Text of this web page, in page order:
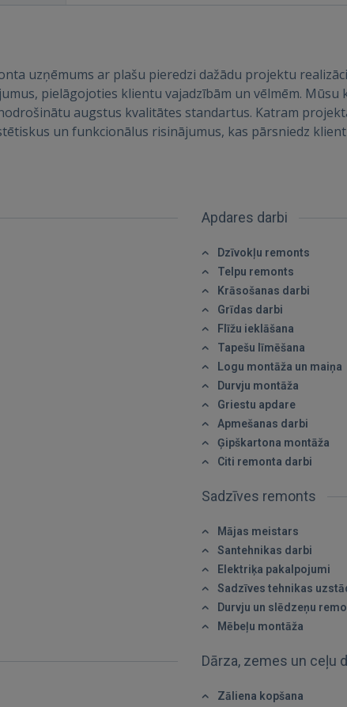
GOOGLE
 Sign in with Apple
uzņēmums ar plašu pieredzi dažādu projektu
pielāgojoties klientu vajadzībām un vēlmēm.
augstus kvalitātes standartus. Katram
un funkcionālus risinājumus, kas pārsniedz
Apdares darbi
Dzīvokļu remonts
Telpu remonts
Krāsošanas darbi
Grīdas darbi
Flīžu ieklāšana
Tapešu līmēšana
Logu montāža un maiņa
Durvju montāža
Griestu apdare
Apmešanas darbi
Ģipškartona montāža
Citi remonta darbi
Sadzīves remonts
Mājas meistars
Santehnikas darbi
Elektriķa pakalpojumi
Sadzīves tehnikas
Durvju un slēdzeņu
Mēbeļu montāža
Dārza, zemes un ceļu
Zāliena kopšana